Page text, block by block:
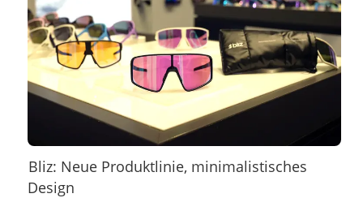
Bliz: Neue Produktlinie, minimalistisches
Design